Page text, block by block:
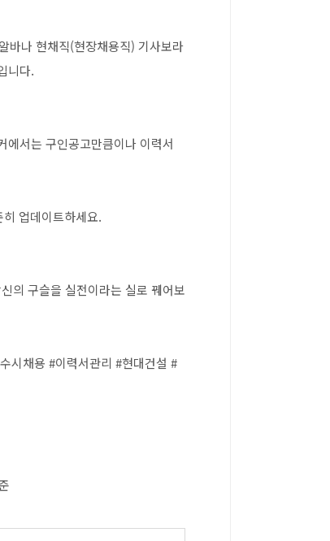
바나 현채직(현장채용직) 기사보라
니다.
에서는 구인공고만큼이나 이력서
업데이트하세요.
의 구슬을 실전이라는 실로 꿰어보
시채용 #이력서관리 #현대건설 #